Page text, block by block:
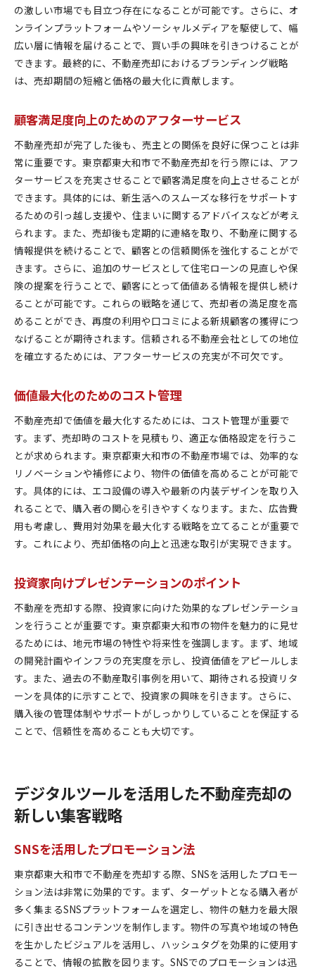
の激しい市場でも目立つ存在になることが可能です。さらに、オ
ンラインプラットフォームやソーシャルメディアを駆使して、幅
広い層に情報を届けることで、買い手の興味を引きつけることが
できます。最終的に、不動産売却におけるブランディング戦略
は、売却期間の短縮と価格の最大化に貢献します。
顧客満足度向上のためのアフターサービス
不動産売却が完了した後も、売主との関係を良好に保つことは非
常に重要です。東京都東大和市で不動産売却を行う際には、アフ
ターサービスを充実させることで顧客満足度を向上させることが
できます。具体的には、新生活へのスムーズな移行をサポートす
るための引っ越し支援や、住まいに関するアドバイスなどが考え
られます。また、売却後も定期的に連絡を取り、不動産に関する
情報提供を続けることで、顧客との信頼関係を強化することがで
きます。さらに、追加のサービスとして住宅ローンの見直しや保
険の提案を行うことで、顧客にとって価値ある情報を提供し続け
ることが可能です。これらの戦略を通じて、売却者の満足度を高
めることができ、再度の利用や口コミによる新規顧客の獲得につ
なげることが期待されます。信頼される不動産会社としての地位
を確立するためには、アフターサービスの充実が不可欠です。
価値最大化のためのコスト管理
不動産売却で価値を最大化するためには、コスト管理が重要で
す。まず、売却時のコストを見積もり、適正な価格設定を行うこ
とが求められます。東京都東大和市の不動産市場では、効率的な
リノベーションや補修により、物件の価値を高めることが可能で
す。具体的には、エコ設備の導入や最新の内装デザインを取り入
れることで、購入者の関心を引きやすくなります。また、広告費
用も考慮し、費用対効果を最大化する戦略を立てることが重要で
す。これにより、売却価格の向上と迅速な取引が実現できます。
投資家向けプレゼンテーションのポイント
不動産を売却する際、投資家に向けた効果的なプレゼンテーショ
ンを行うことが重要です。東京都東大和市の物件を魅力的に見せ
るためには、地元市場の特性や将来性を強調します。まず、地域
の開発計画やインフラの充実度を示し、投資価値をアピールしま
す。また、過去の不動産取引事例を用いて、期待される投資リタ
ーンを具体的に示すことで、投資家の興味を引きます。さらに、
購入後の管理体制やサポートがしっかりしていることを保証する
ことで、信頼性を高めることも大切です。
デジタルツールを活用した不動産売却の
新しい集客戦略
SNSを活用したプロモーション法
東京都東大和市で不動産を売却する際、SNSを活用したプロモー
ション法は非常に効果的です。まず、ターゲットとなる購入者が
多く集まるSNSプラットフォームを選定し、物件の魅力を最大限
に引き出せるコンテンツを制作します。物件の写真や地域の特色
を生かしたビジュアルを活用し、ハッシュタグを効果的に使用す
ることで、情報の拡散を図ります。SNSでのプロモーションは迅